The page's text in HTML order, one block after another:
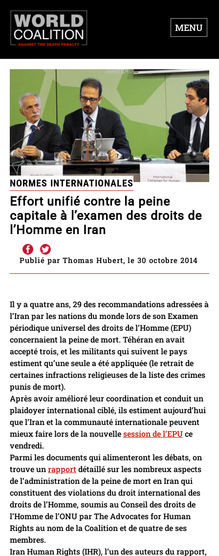
MENU
Effort unifié contre la peine
capitale à l’examen des droits de
l’Homme en Iran
NORMES INTERNATIONALES
Publié par Thomas Hubert, le 30 octobre 2014
Il y a quatre ans, 29 des recommandations adressées à
l’Iran par les nations du monde lors de son Examen
périodique universel des droits de l’Homme (EPU)
concernaient la peine de mort. Téhéran en avait
accepté trois, et les militants qui suivent le pays
estiment qu’une seule a été appliquée (le retrait de
certaines infractions religieuses de la liste des crimes
punis de mort).
Après avoir amélioré leur coordination et conduit un
plaidoyer international ciblé, ils estiment aujourd’hui
que l’Iran et la communauté internationale peuvent
mieux faire lors de la nouvellesession de l’EPUce
vendredi.
Parmi les documents qui alimenteront les débats, on
trouve unrapport détaillé sur les nombreux aspects
de l’administration de la peine de mort en Iran qui
constituent des violations du droit international des
droits de l’Homme, soumis au Conseil des droits de
l’Homme de l’ONU par The Advocates for Human
Rights au nom de la Coalition et de quatre de ses
membres.
Iran Human Rights (IHR), l’un des auteurs du rapport,